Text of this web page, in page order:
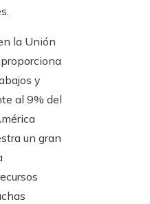
la Unión
y
al 9% del
un gran